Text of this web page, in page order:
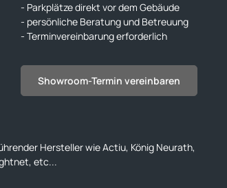
- Parkplätze direkt vor dem Gebäude
- persönliche Beratung und Betreuung
- Terminvereinbarung erforderlich
Showroom-Termin vereinbaren
Hersteller wie Actiu, König Neurath,
etc...